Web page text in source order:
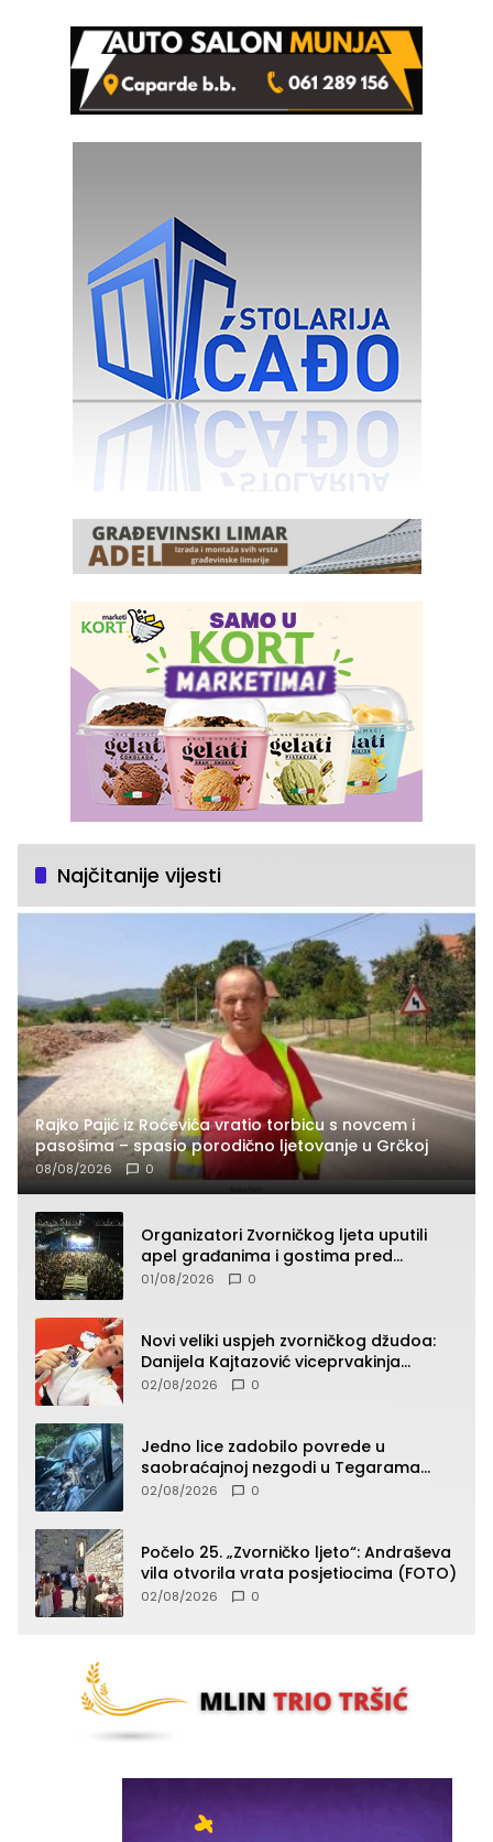
(FOTO)
Najčitanije vijesti
Rajko Pajić iz Roćevića vratio torbicu s novcem i
pasošima – spasio porodično ljetovanje u Grčkoj
08/08/2026 0
Organizatori Zvorničkog ljeta uputili
apel građanima i gostima pred
početak koncertnog programa
01/08/2026 0
Novi veliki uspjeh zvorničkog džudoa:
Danijela Kajtazović viceprvakinja
Balkana u seniorskoj konkurenciji
02/08/2026 0
Jedno lice zadobilo povrede u
saobraćajnoj nezgodi u Tegarama
(FOTO)
02/08/2026 0
Počelo 25. „Zvorničko ljeto“: Andraševa
vila otvorila vrata posjetiocima (FOTO)
02/08/2026 0